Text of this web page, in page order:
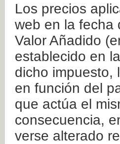
Los precios
web en la fecha
Valor Añadido
establecido en
dicho impuesto,
en función del
que actúa el
consecuencia,
verse alterado